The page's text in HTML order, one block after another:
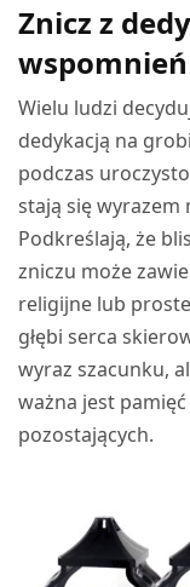
Znicz z
wspomnień
Wielu ludzi
dedykacją na
podczas
stają się wyrazem
Podkreślają, że
zniczu może
religijne lub
głębi serca
wyraz szacunku,
ważna jest
pozostających.